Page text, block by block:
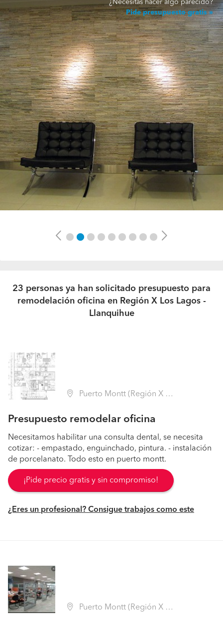
¿Necesitas hacer algo parecido?
Pide presupuesto gratis
Previous Next
23 personas ya han solicitado presupuesto para
remodelación oficina en Región X Los Lagos -
Llanquihue
Puerto Montt (Región X Los Lagos - Llanquihue)
Presupuesto remodelar oficina
Necesitamos habilitar una consulta dental, se necesita
cotizar: - empastado, enguinchado, pintura. - instalación
de porcelanato. Todo esto en puerto montt.
¡Pide precio gratis y sin compromiso!
¿Eres un profesional? Consigue trabajos como este
Puerto Montt (Región X Los Lagos - Llanquihue)